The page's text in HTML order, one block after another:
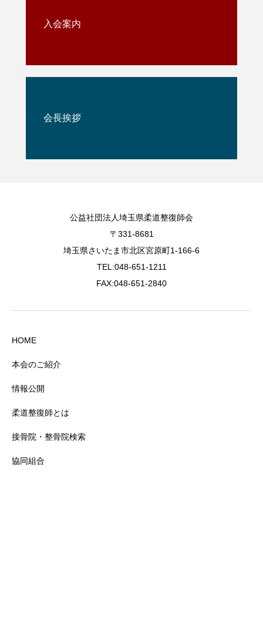
入会案内
会長挨拶
公益社団法人埼玉県柔道整復師会
〒331-8681
埼玉県さいたま市北区宮原町1-166-6
TEL:048-651-1211
FAX:048-651-2840
HOME
本会のご紹介
情報公開
柔道整復師とは
接骨院・整骨院検索
協同組合